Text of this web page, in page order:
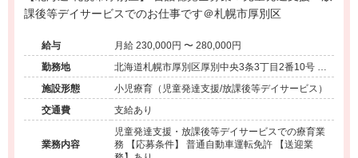
課後等デイサービスでのお仕事です＠札幌市厚別区
給与
月給 230,000円 〜 280,000円
勤務地
北海道札幌市厚別区厚別中央3条3丁目2番10号 ヴ
ィビ新さっぽろⅡ1階
施設形態
小児療育（児童発達支援/放課後等デイサービス）
交通費
支給あり
業務内容
児童発達支援・放課後等デイサービスでの療育業
務 【応募条件】 普通自動車運転免許 【送迎業